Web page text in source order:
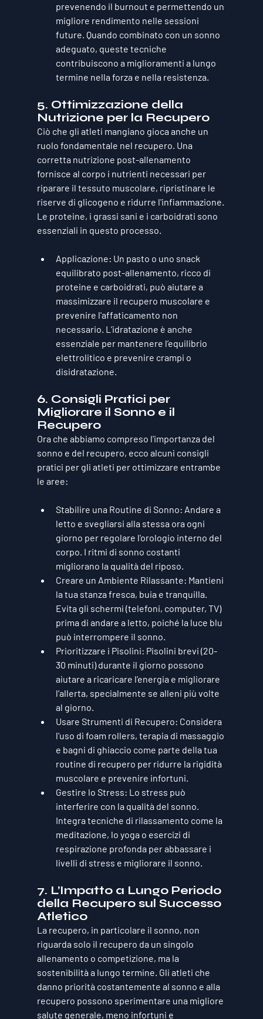
prevenendo il burnout e permettendo un
migliore rendimento nelle sessioni
future. Quando combinato con un sonno
adeguato, queste tecniche
contribuiscono a miglioramenti a lungo
termine nella forza e nella resistenza.
5. Ottimizzazione della
Nutrizione per la Recupero
Ciò che gli atleti mangiano gioca anche un
ruolo fondamentale nel recupero. Una
corretta nutrizione post-allenamento
fornisce al corpo i nutrienti necessari per
riparare il tessuto muscolare, ripristinare le
riserve di glicogeno e ridurre l'infiammazione.
Le proteine, i grassi sani e i carboidrati sono
essenziali in questo processo.
Applicazione: Un pasto o uno snack
equilibrato post-allenamento, ricco di
proteine e carboidrati, può aiutare a
massimizzare il recupero muscolare e
prevenire l'affaticamento non
necessario. L’idratazione è anche
essenziale per mantenere l’equilibrio
elettrolitico e prevenire crampi o
disidratazione.
6. Consigli Pratici per
Migliorare il Sonno e il
Recupero
Ora che abbiamo compreso l'importanza del
sonno e del recupero, ecco alcuni consigli
pratici per gli atleti per ottimizzare entrambe
le aree:
Stabilire una Routine di Sonno: Andare a
letto e svegliarsi alla stessa ora ogni
giorno per regolare l'orologio interno del
corpo. I ritmi di sonno costanti
migliorano la qualità del riposo.
Creare un Ambiente Rilassante: Mantieni
la tua stanza fresca, buia e tranquilla.
Evita gli schermi (telefoni, computer, TV)
prima di andare a letto, poiché la luce blu
può interrompere il sonno.
Prioritizzare i Pisolini: Pisolini brevi (20-
30 minuti) durante il giorno possono
aiutare a ricaricare l’energia e migliorare
l’allerta, specialmente se alleni più volte
al giorno.
Usare Strumenti di Recupero: Considera
l'uso di foam rollers, terapia di massaggio
e bagni di ghiaccio come parte della tua
routine di recupero per ridurre la rigidità
muscolare e prevenire infortuni.
Gestire lo Stress: Lo stress può
interferire con la qualità del sonno.
Integra tecniche di rilassamento come la
meditazione, lo yoga o esercizi di
respirazione profonda per abbassare i
livelli di stress e migliorare il sonno.
7. L’Impatto a Lungo Periodo
della Recupero sul Successo
Atletico
La recupero, in particolare il sonno, non
riguarda solo il recupero da un singolo
allenamento o competizione, ma la
sostenibilità a lungo termine. Gli atleti che
danno priorità costantemente al sonno e alla
recupero possono sperimentare una migliore
salute generale, meno infortuni e